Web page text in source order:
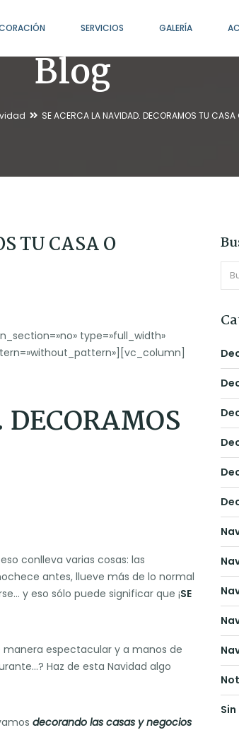
SERVICIOS GALERÍA
Blog
SE ACERCA LA NAVIDAD. DECORAMOS TU CASA
TU CASA O
type=»full_width»
conlleva varias cosas: las
antes, llueve más de lo normal
y eso sólo puede significar que ¡SE
espectacular y a manos de
Haz de esta Navidad algo
decorando las casas y negocios